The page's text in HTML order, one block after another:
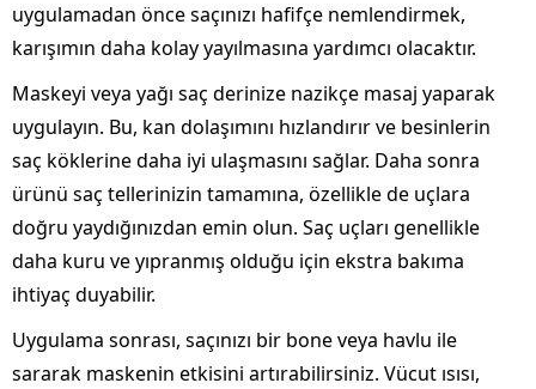
uygulamadan önce saçınızı hafifçe nemlendirmek,
karışımın daha kolay yayılmasına yardımcı olacaktır.
Maskeyi veya yağı saç derinize nazikçe masaj yaparak
uygulayın. Bu, kan dolaşımını hızlandırır ve besinlerin
saç köklerine daha iyi ulaşmasını sağlar. Daha sonra
ürünü saç tellerinizin tamamına, özellikle de uçlara
doğru yaydığınızdan emin olun. Saç uçları genellikle
daha kuru ve yıpranmış olduğu için ekstra bakıma
ihtiyaç duyabilir.
Uygulama sonrası, saçınızı bir bone veya havlu ile
sararak maskenin etkisini artırabilirsiniz. Vücut ısısı,